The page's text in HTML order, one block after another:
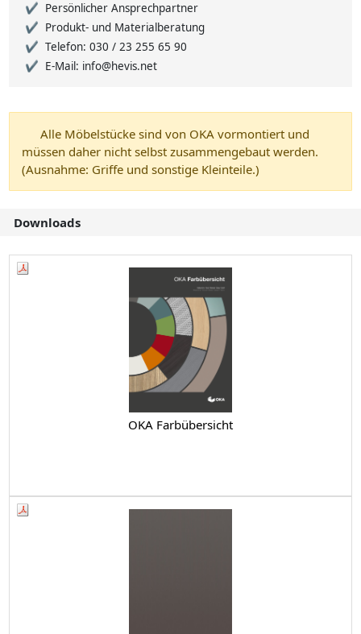
Persönlicher Ansprechpartner
Produkt- und Materialberatung
Telefon: 030 / 23 255 65 90
E-Mail: info@hevis.net
Alle Möbelstücke sind von OKA vormontiert und
müssen daher nicht selbst zusammengebaut werden.
(Ausnahme: Griffe und sonstige Kleinteile.)
Downloads
OKA Farbübersicht